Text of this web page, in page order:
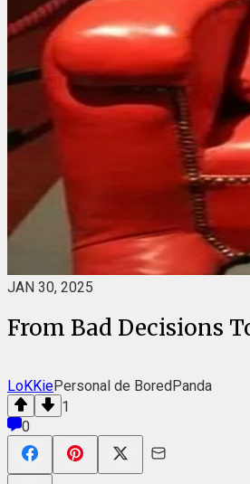
JAN 30, 2025
From Bad Decisions
LoKKiePersonal de BoredPanda
1
0